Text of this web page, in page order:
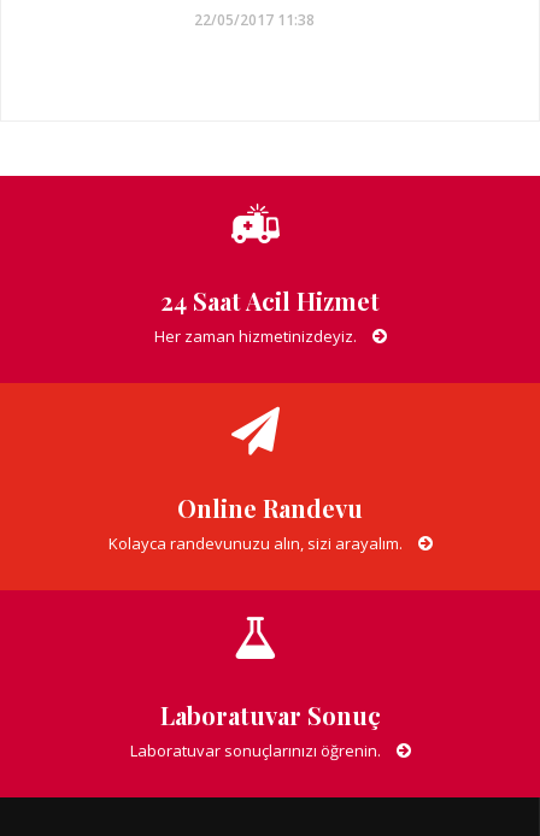
22/05/2017 11:38
24 Saat Acil Hizmet
Her zaman hizmetinizdeyiz.
Online Randevu
Kolayca randevunuzu alın, sizi arayalım.
Laboratuvar Sonuç
Laboratuvar sonuçlarınızı öğrenin.